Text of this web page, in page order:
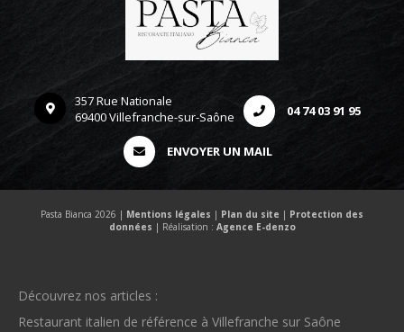
357 Rue Nationale
69400 Villefranche-sur-Saône
04 74 03 91 95
ENVOYER UN MAIL
Pasta Bianca 2026 | Mentions légales | Plan du site | Protection des
données | Réalisation : Agence E-denzo
Découvrez nos articles :
Restaurant italien de référence à Villefranche sur Saône